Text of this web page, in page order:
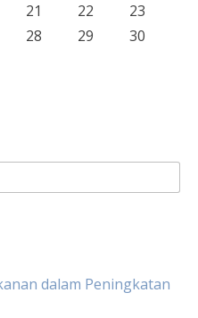
21 22
23
28 29
30
dalam Peningkatan